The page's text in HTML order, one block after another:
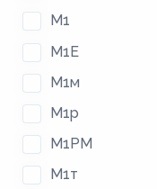
М1
М1Е
М1м
М1р
М1РМ
М1т